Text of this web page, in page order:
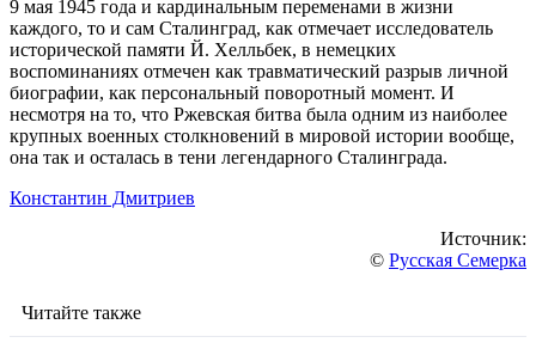
9 мая 1945 года и кардинальным переменами в жизни
каждого, то и сам Сталинград, как отмечает исследователь
исторической памяти Й. Хелльбек, в немецких
воспоминаниях отмечен как травматический разрыв личной
биографии, как персональный поворотный момент. И
несмотря на то, что Ржевская битва была одним из наиболее
крупных военных столкновений в мировой истории вообще,
она так и осталась в тени легендарного Сталинграда.
Константин Дмитриев
Источник:
© Русская Семерка
Читайте также